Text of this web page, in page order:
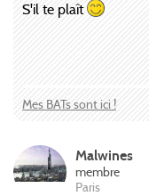
S'il te plaît
Mes BATs sont ici !
Malwines
membre
Paris